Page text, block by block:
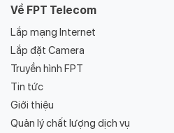
1.3. FPT Telecom tại
Ninh Thuận – Sự
triển sau sáp nhập
Sau khi hợp nhất hoạt động tại hai
mạng lưới, đồng thời
Điều này không chỉ giúp tăng độ
Về FPT Telecom
Lắp mạng Internet
Lắp đặt Camera
Truyền hình FPT
Tin tức
Giới thiệu
Quản lý chất lượng dịch vụ